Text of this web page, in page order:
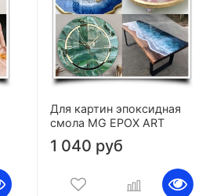
Для картин эпоксидная
смола MG EPOX ART
1 040 руб